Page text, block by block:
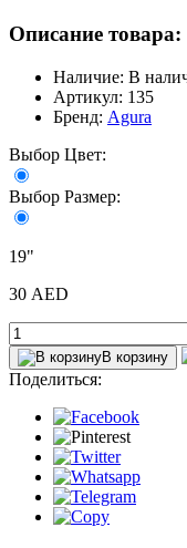
Описание товара:
Наличие: В
Артикул: 135
Бренд: Agura
Выбор Цвет:
Выбор Размер:
19"
30 AED
В корзину
Поделиться: